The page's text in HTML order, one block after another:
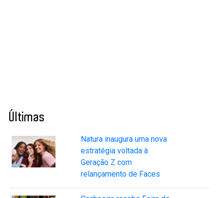
Últimas
Natura inaugura uma nova
estratégia voltada à
Geração Z com
relançamento de Faces